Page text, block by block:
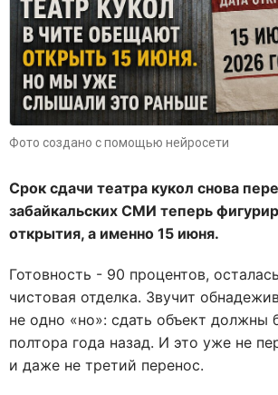
Фото создано с помощью нейросети
Срок сдачи театра кукол снова
забайкальских СМИ теперь
открытия, а именно 15 июня.
Готовность - 90 процентов,
чистовая отделка. Звучит
не одно «но»: сдать объект должны
полтора года назад. И это уже не
и даже не третий перенос.